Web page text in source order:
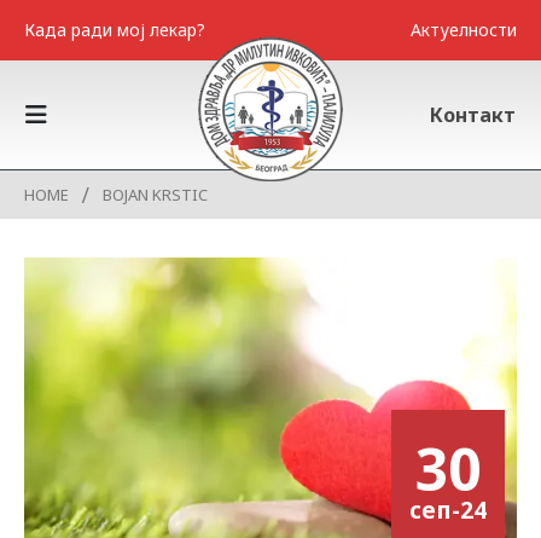
Када ради мој лекар? Актуелности
Контакт
HOME BOJAN KRSTIC
30
сеп-24